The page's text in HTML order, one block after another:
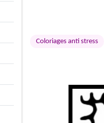
Coloriages anti stress